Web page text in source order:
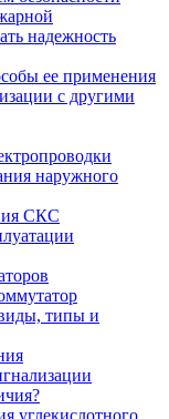
надежность
ее применения
с другими
наружного
СКС
типы и
углекислотного